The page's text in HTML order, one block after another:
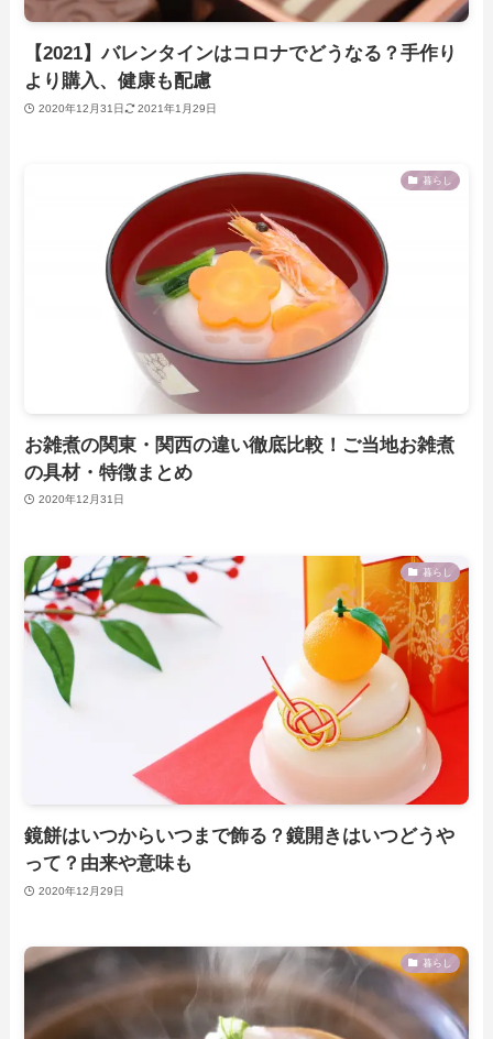
【2021】バレンタインはコロナでどうなる？手作り
より購入、健康も配慮
2020年12月31日 2021年1月29日
暮らし
お雑煮の関東・関西の違い徹底比較！ご当地お雑煮
の具材・特徴まとめ
2020年12月31日
暮らし
鏡餅はいつからいつまで飾る？鏡開きはいつどうや
って？由来や意味も
2020年12月29日
暮らし